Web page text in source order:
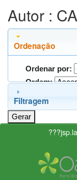
Autor :
Ordenação
Ordenar por:
Ordem:
Filtragem